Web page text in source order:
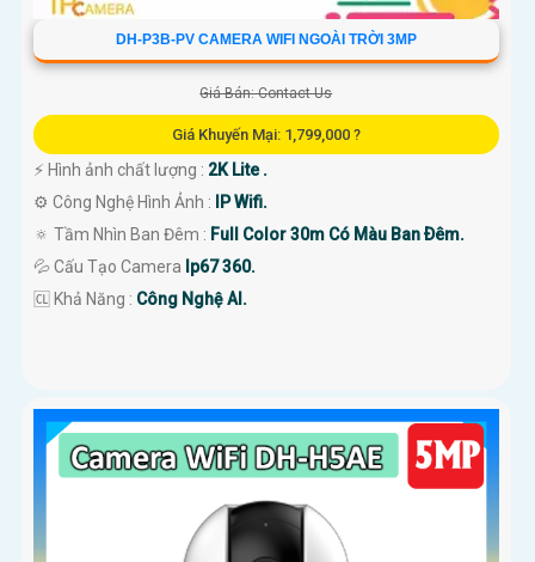
DH-P3B-PV CAMERA WIFI NGOÀI TRỜI 3MP
Giá Bán: Contact Us
Giá Khuyến Mại: 1,799,000 ?
️⚡ Hình ảnh chất lượng : 2K Lite .
⚙ Công Nghệ Hình Ảnh :
IP Wifi.
🔅 Tầm Nhìn Ban Đêm : Full Color 30m Có Màu Ban Ðêm.
💦 Cấu Tạo Camera Ip67 360.
️🆑 Khả Năng : Công Nghệ AI.